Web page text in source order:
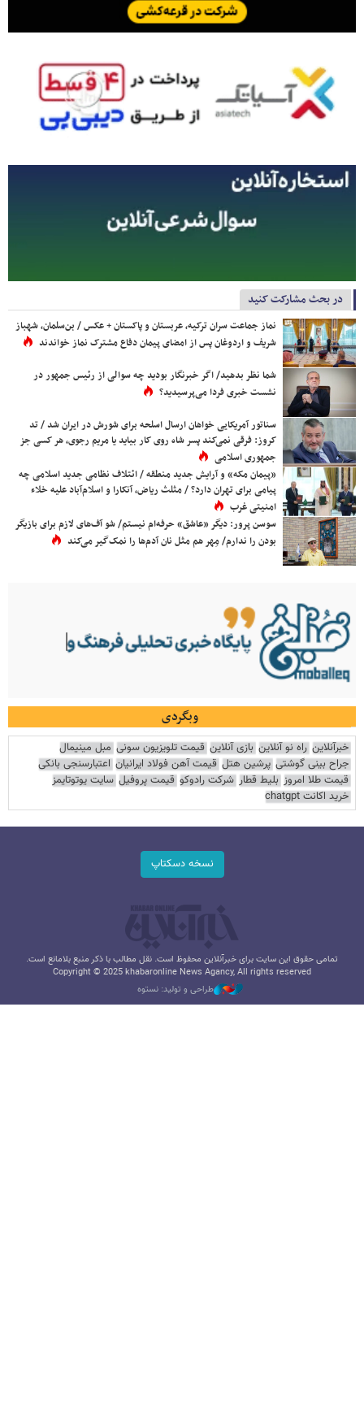
در بحث مشارکت کنید
نماز جماعت سران ترکیه، عربستان و پاکستان + عکس / بن‌سلمان، شهباز
شریف و اردوغان پس از امضای پیمان دفاع مشترک نماز خواندند
شما نظر بدهید/ اگر خبرنگار بودید چه سوالی از رئیس جمهور در
نشست خبری فردا می‌پرسیدید؟
سناتور آمریکایی خواهان ارسال اسلحه برای شورش در ایران شد / تد
کروز: فرقی نمی‌کند پسر شاه روی کار بیاید یا مریم رجوی، هر کسی جز
جمهوری اسلامی
«پیمان مکه» و آرایش جدید منطقه / ائتلاف نظامی جدید اسلامی چه
پیامی برای تهران دارد؟ / مثلث ریاض، آنکارا و اسلام‌آباد علیه خلاء
امنیتی غرب
سوسن پرور: دیگر «عاشق» حرفه‌ام نیستم/ شو آف‌های لازم برای بازیگر
بودن را ندارم/ مِهر هم مثل نان آدم‌ها را نمک‌گیر می‌کند
وبگردی
خبرآنلاین راه نو آنلاین بازی آنلاین قیمت تلویزیون سونی مبل مینیمال
جراح بینی گوشتی پرشین هتل قیمت آهن فولاد ایرانیان اعتبارسنجی بانکی
قیمت طلا امروز بلیط قطار شرکت رادوکو قیمت پروفیل سایت یوتوتایمز
خرید اکانت chatgpt
نسخه دسکتاپ
تمامی حقوق این سایت برای خبرآنلاین محفوظ است. نقل مطالب با ذکر منبع بلامانع است.
Copyright © 2025 khabaronline News Agancy, All rights reserved
طراحی و تولید: نستوه